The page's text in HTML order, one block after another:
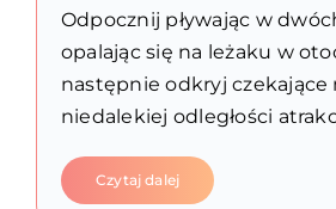
Odpocznij pływając w
opalając się na leżaku w
następnie odkryj czekające
niedalekiej odległości
Czytaj dalej